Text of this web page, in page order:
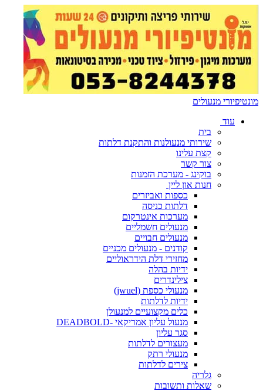
מונטיפיורי מנעולים
עוד
בית
שירותי מנעולנות והתקנת דלתות
קצת עלינו
צור קשר
בוקינג - מערכת הזמנות
חנות און ליין
כספות ואביזרים
דלתות כניסה
מערכות אינטרקום
מנעולים חשמליים
מנעולים חבויים
קודנים - מנעולים מכניים
מחזירי דלת הידראוליים
ידיות בהלה
צילינדרים
מנעולי כספת (jwuel)
ידיות לדלתות
כלים מקצועיים למנעולן
מנעול עליון אמריקאי -DEADBOLD
סגר עליון
מעצורים לדלתות
מנעולי רתק
צירים לדלתות
גלריה
שאלות ותשובות